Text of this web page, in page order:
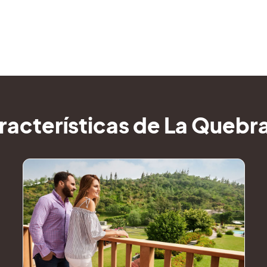
de La